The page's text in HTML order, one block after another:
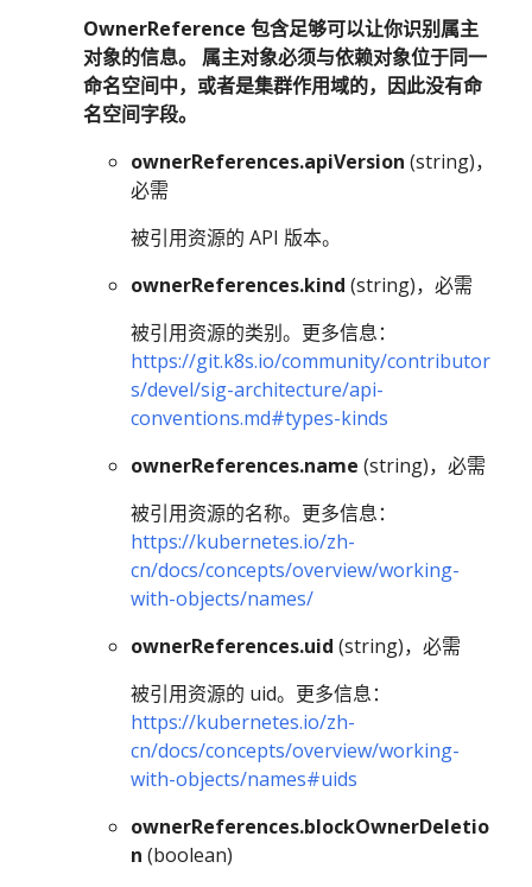
OwnerReference 包含足够可以让你识别属主
对象的信息。 属主对象必须与依赖对象位于同一
命名空间中，或者是集群作用域的，因此没有命
名空间字段。
ownerReferences.apiVersion (string)，
必需
被引用资源的 API 版本。
ownerReferences.kind (string)，必需
被引用资源的类别。更多信息：
https://git.k8s.io/community/contributor
s/devel/sig-architecture/api-
conventions.md#types-kinds
ownerReferences.name (string)，必需
被引用资源的名称。更多信息：
https://kubernetes.io/zh-
cn/docs/concepts/overview/working-
with-objects/names/
ownerReferences.uid (string)，必需
被引用资源的 uid。更多信息：
https://kubernetes.io/zh-
cn/docs/concepts/overview/working-
with-objects/names#uids
ownerReferences.blockOwnerDeletio
n (boolean)